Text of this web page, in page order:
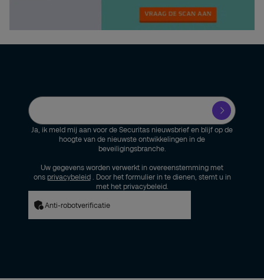
Ja, ik meld mij aan voor de Securitas nieuwsbrief en blijf op de
hoogte van de nieuwste ontwikkelingen in de
beveiligingsbranche.
Uw gegevens worden verwerkt in overeenstemming met
ons privacybeleid
. Door het formulier in te dienen, stemt u in
met het privacybeleid.
Anti-robotverificatie